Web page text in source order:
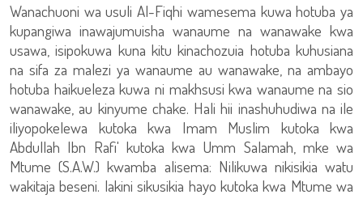
Wanachuoni wa usuli Al-Fiqhi wamesema kuwa hotuba ya
kupangiwa inawajumuisha wanaume na wanawake kwa
usawa, isipokuwa kuna kitu kinachozuia hotuba kuhusiana
na sifa za malezi ya wanaume au wanawake, na ambayo
hotuba haikueleza kuwa ni makhsusi kwa wanaume na sio
wanawake, au kinyume chake. Hali hii inashuhudiwa na ile
iliyopokelewa kutoka kwa Imam Muslim kutoka kwa
Abdullah Ibn Rafi' kutoka kwa Umm Salamah, mke wa
Mtume (S.A.W.) kwamba alisema: Nilikuwa nikisikia watu
wakitaja beseni. lakini sikusikia hayo kutoka kwa Mtume wa